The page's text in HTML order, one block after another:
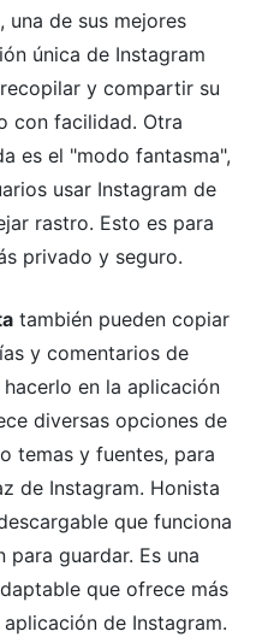
una de sus mejores
única de Instagram
y compartir su
con facilidad. Otra
es el "modo fantasma",
usar Instagram de
rastro. Esto es para
privado y seguro.
también pueden copiar
y comentarios de
en la aplicación
diversas opciones de
temas y fuentes, para
de Instagram. Honista
que funciona
para guardar. Es una
que ofrece más
de Instagram.